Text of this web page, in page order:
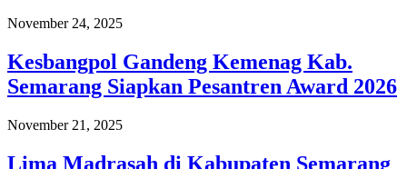
November 24, 2025
Kesbangpol Gandeng Kemenag Kab.
Semarang Siapkan Pesantren Award 2026
November 21, 2025
Lima Madrasah di Kabupaten Semarang